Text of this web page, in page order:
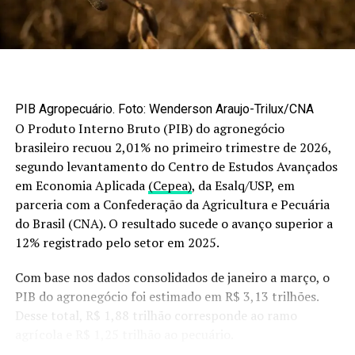
DON'T MISS
Com queda na agricultura, CNA prevê recuo no
faturamento do agro em 2026
Agrotecnologia; Ranieri Souza, da CM Florestal; e o
coronel Aluísio Metelo, da Ellos Soluções.
completa. As vagas são limitadas a 100 participantes.
Inscrições e programação do Encontro Técnico dos
Produtores de Árvores de Mato Grosso aqui.
O encontro tem como parceiros a Embrapa, o
IPEF/Esalq-USP, a Aprosoja Mato Grosso e o Fase-MT,
com patrocínio da CM Florestal, Ralyza Agrotecnologia
e Ellos Soluções.
Clique aqui, entre em nosso canal no WhatsApp
do Canal Rural Mato Grosso e receba notícias em tempo
real.
PIB Agropecuário. Foto: Wenderson Araujo-Trilux/CNA
O Produto Interno Bruto (PIB) do agronegócio
brasileiro recuou 2,01% no primeiro trimestre de 2026,
segundo levantamento do Centro de Estudos Avançados
em Economia Aplicada (Cepea), da Esalq/USP, em
parceria com a Confederação da Agricultura e Pecuária
do Brasil (CNA). O resultado sucede o avanço superior a
12% registrado pelo setor em 2025.
Com base nos dados consolidados de janeiro a março, o
PIB do agronegócio foi estimado em R$ 3,13 trilhões.
Desse total, R$ 1,88 trilhão corresponde ao ramo